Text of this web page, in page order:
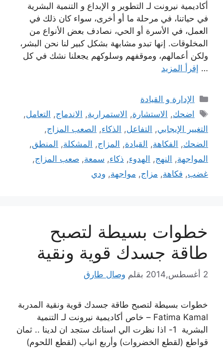
أكاديمية نيرونت لـ التطوير و الإبداع و التنمية البشرية
في حياتنا، في مرحلة ما أو أخرى، سواء كان ذلك في
العمل، في الأسرة أو الحي، نصادف بعض الأنواع من
المخلوقات. إنها تبدو مشابهة بشكل كبير لنا نحن البشر،
ولكن أعمالهم، وموقفهم وسلوكهم يجعلنا نشك في كل
… إقرأ المزيد
التصنيفات
الإدارة و القيادة
الوسوم
اضحك, الاستشارة, الاستمرارية, الاندماج, التعامل,
التغيير الإيجابي, التفاعل, الذكاء, الصعب المزاج,
الضحك, الفكاهة, القيادة, المزاج, المشكلة, المنطق,
المواجهة, النهج, الهدوء, ذكاء, سمعة, صعب المزاج,
غضب, فكاهة, مزاج, مواجهة, ودي
خطوات بسيطة لتصبح
طاقة جسدك قوية ونقية
2 أغسطس,2014 بقلم وصال طارق
خطوات بسيطة لتصبح طاقة جسدك قوية ونقية المدربة
Fatima Kamal – خاص أكاديمية نيرونت لـ التنمية
البشرية 1- اذا نظرت الي اسنانك ستجد ان لدينا .. ثمان
قواطع (لقطع الخضروات) وأربع انياب (لقطع اللحوم)